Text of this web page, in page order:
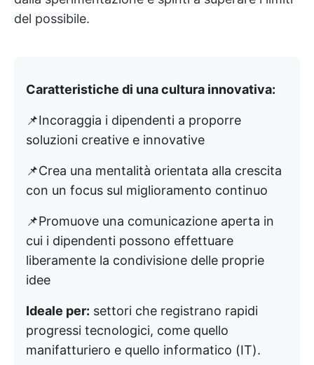
del possibile.
Caratteristiche di una cultura innovativa:
📌Incoraggia i dipendenti a proporre
soluzioni creative e innovative
📌Crea una mentalità orientata alla crescita
con un focus sul miglioramento continuo
📌Promuove una comunicazione aperta in
cui i dipendenti possono effettuare
liberamente la condivisione delle proprie
idee
Ideale per: settori che registrano rapidi
progressi tecnologici, come quello
manifatturiero e quello informatico (IT).